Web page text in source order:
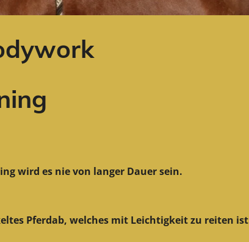
wird es nie von langer Dauer sein.
Pferdab, welches mit Leichtigkeit zu reiten ist